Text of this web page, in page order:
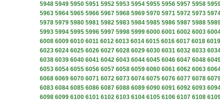
5948 5949 5950 5951 5952 5953 5954 5955 5956 5957 5958
5963 5964 5965 5966 5967 5968 5969 5970 5971 5972 5973
5978 5979 5980 5981 5982 5983 5984 5985 5986 5987 5988
5993 5994 5995 5996 5997 5998 5999 6000 6001 6002 6003
6008 6009 6010 6011 6012 6013 6014 6015 6016 6017 6018 6019
6023 6024 6025 6026 6027 6028 6029 6030 6031 6032 6033
6038 6039 6040 6041 6042 6043 6044 6045 6046 6047 6048
6053 6054 6055 6056 6057 6058 6059 6060 6061 6062 6063
6068 6069 6070 6071 6072 6073 6074 6075 6076 6077 6078
6083 6084 6085 6086 6087 6088 6089 6090 6091 6092 6093
6098 6099 6100 6101 6102 6103 6104 6105 6106 6107 6108